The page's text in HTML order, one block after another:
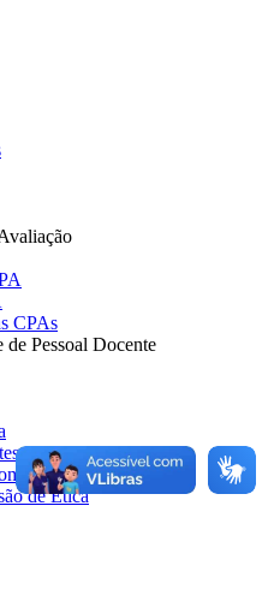
CPAs
de Pessoal Docente
de Ética
de Ética